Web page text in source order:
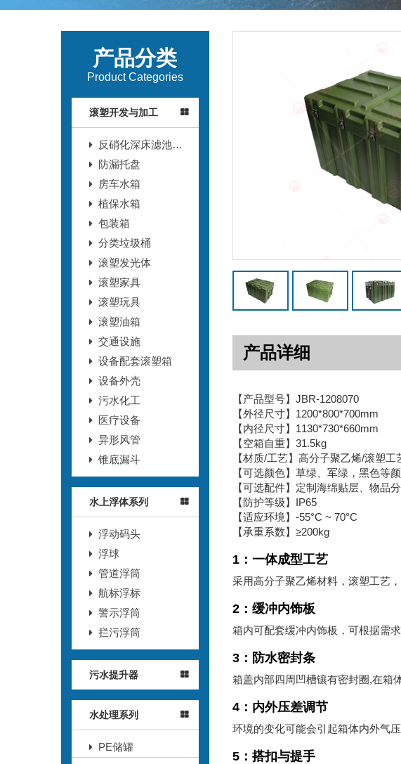
产品分类
Product Categories
滚塑开发与加工
反硝化深床滤池T
型滤砖
防漏托盘
房车水箱
植保水箱
包装箱
分类垃圾桶
滚塑发光体
滚塑家具
滚塑玩具
滚塑油箱
交通设施
设备配套滚塑箱
设备外壳
污水化工
医疗设备
异形风管
锥底漏斗
水上浮体系列
浮动码头
浮球
管道浮筒
航标浮标
警示浮筒
拦污浮筒
污水提升器
水处理系列
PE储罐
产品详细
【产品型号】JBR-1208070
【外径尺寸】1200*800*700mm
【内径尺寸】1130*730*660mm
【空箱自重】31.5kg
【材质/工艺】高分子聚乙烯/滚塑工
【可选颜色】草绿、军绿，黑色等
【可选配件】定制海绵贴层、物品
【防护等级】IP65
【适应环境】-55°C ~ 70°C
【承重系数】≥200kg
1：一体成型工艺
采用高分子聚乙烯材料，滚塑工艺
2：缓冲内饰板
箱内可配套缓冲内饰板，可根据需
3：防水密封条
箱盖内部四周凹槽镶有密封圈,在箱
4：内外压差调节
环境的变化可能会引起箱体内外气
5：搭扣与提手